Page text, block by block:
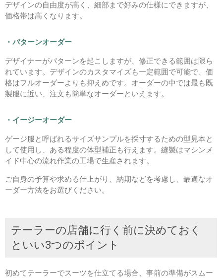
デザインの自由度が高く、細部まで好みの仕様にできますが、
価格帯は高くなります。
・パターンオーダー
デザイナーがパターンを起こしますが、修正できる範囲は限ら
れています。デザインのカスタマイズも一定範囲で可能で、価
格はフルオーダーよりも抑えめです。オーダーの中では最も既
製服に近い、注文も簡単なオーダーといえます。
・イージーオーダー
ゲージ服と呼ばれるサイズサンプルを採寸するための型見本と
して使用し、ある程度の体型補正も行えます。縫製はマシンメ
イド中心の流れ作業の工場で生産されます。
ご自身の予算や求める仕上がり、納期などを考慮し、最適なオ
ーダー方法をお選びください。
テーラーの店舗に行く前に決めておく
といい3つのポイント
初めてテーラーでスーツを仕立てる場合、事前の準備がスムー